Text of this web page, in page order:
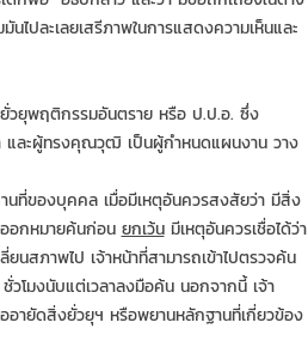
นไปละเลยเสรีภาพในการแสดงความเห็นและ
วยุพฤติกรรมอันตราย หรือ ป.ป.อ. ซึ่ง
และผู้ทรงคุณวุฒิ เป็นผู้กำหนดแผนงาน วาง
านที่ของบุคคล เมื่อมีเหตุอันควรสงสัยว่า มีสิ่ง
อกหมายค้นก่อน ยกเว้นมีเหตุอันควรเชื่อได้ว่า
นสภาพไป เจ้าหน้าที่สามารถเข้าไปตรวจค้น
วโมงนับแต่เวลาลงมือค้น นอกจากนี้ เจ้า
ายัดสิ่งยั่วยุฯ หรือพยานหลักฐานที่เกี่ยวข้อง